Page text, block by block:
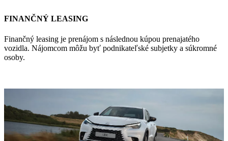
FINANČNÝ LEASING
Finančný leasing je prenájom s následnou kúpou prenajatého
vozidla. Nájomcom môžu byť podnikateľské subjetky a súkromné
osoby.